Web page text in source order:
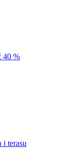
40 %
i terasu